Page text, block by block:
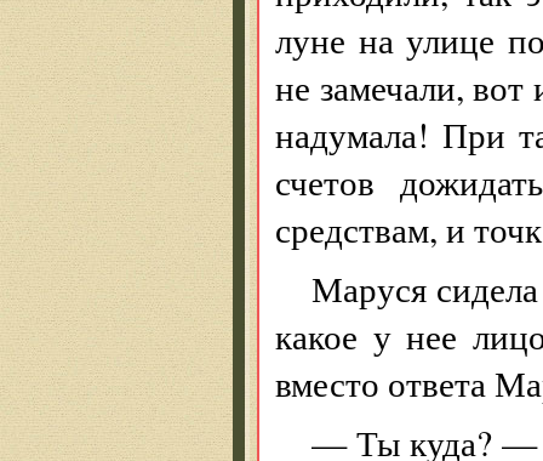
луне на улице
не замечали,
надумала! При
счетов
средствам, и
Маруся
какое у нее
вместо ответа
— Ты куда? —